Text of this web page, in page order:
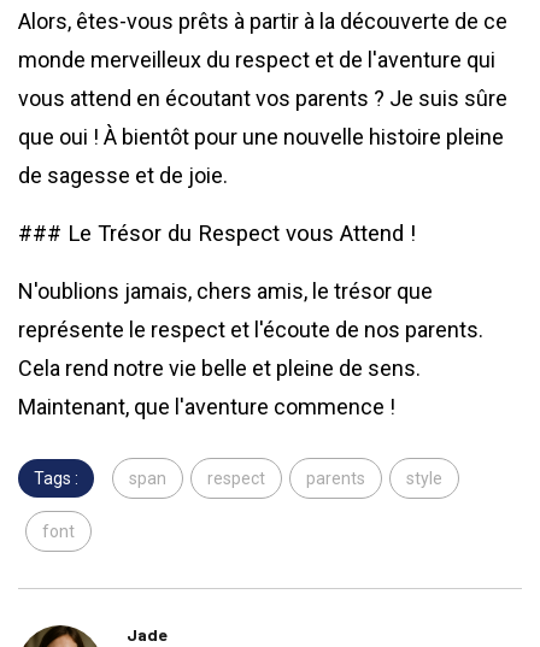
Alors, êtes-vous prêts à partir à la découverte de ce
monde merveilleux du respect et de l'aventure qui
vous attend en écoutant vos parents ? Je suis sûre
que oui ! À bientôt pour une nouvelle histoire pleine
de sagesse et de joie.
### Le Trésor du Respect vous Attend !
N'oublions jamais, chers amis, le trésor que
représente le respect et l'écoute de nos parents.
Cela rend notre vie belle et pleine de sens.
Maintenant, que l'aventure commence !
Tags : span respect parents style
font
Jade